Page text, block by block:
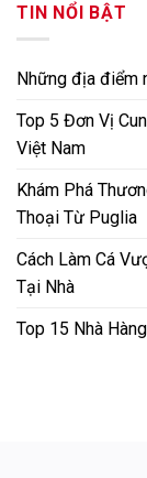
TIN NỔI BẬT
Những địa điểm
Top 5 Đơn Vị
Việt Nam
Khám Phá
Thoại Từ Puglia
Cách Làm Cá
Tại Nhà
Top 15 Nhà